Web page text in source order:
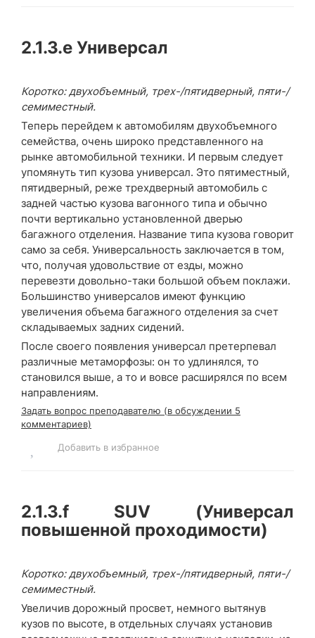
2.1.3.e Универсал
Коротко: двухобъемный, трех-/пятидверный, пяти-/
семиместный.
Теперь перейдем к автомобилям двухобъемного
семейства, очень широко представленного на
рынке автомобильной техники. И первым следует
упомянуть тип кузова универсал. Это пятиместный,
пятидверный, реже трехдверный автомобиль с
задней частью кузова вагонного типа и обычно
почти вертикально установленной дверью
багажного отделения. Название типа кузова говорит
само за себя. Универсальность заключается в том,
что, получая удовольствие от езды, можно
перевезти довольно-таки большой объем поклажи.
Большинство универсалов имеют функцию
увеличения объема багажного отделения за счет
складываемых задних сидений.
После своего появления универсал претерпевал
различные метаморфозы: он то удлинялся, то
становился выше, а то и вовсе расширялся по всем
направлениям.
Задать вопрос преподавателю (в обсуждении 5
комментариев)
Добавить в избранное
2.1.3.f SUV (Универсал
повышенной проходимости)
Коротко: двухобъемный, трех-/пятидверный, пяти-/
семиместный.
Увеличив дорожный просвет, немного вытянув
кузов по высоте, в отдельных случаях установив